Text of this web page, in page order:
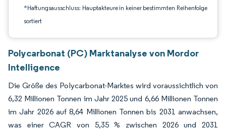
*Haftungsausschluss: Hauptakteure in keiner bestimmten Reihenfolge
sortiert
Polycarbonat (PC) Marktanalyse von Mordor
Intelligence
Die Größe des Polycarbonat-Marktes wird voraussichtlich von
6,32 Millionen Tonnen im Jahr 2025 und 6,66 Millionen Tonnen
im Jahr 2026 auf 8,64 Millionen Tonnen bis 2031 anwachsen,
was einer CAGR von 5,35 % zwischen 2026 und 2031